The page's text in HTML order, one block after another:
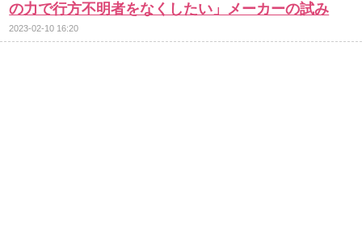
の力で行方不明者をなくしたい」メーカーの試み
2023-02-10 16:20